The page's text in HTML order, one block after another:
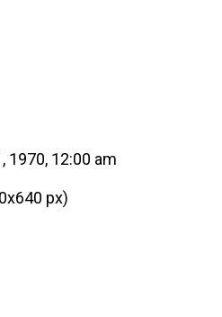
1970, 12:00 am
px)